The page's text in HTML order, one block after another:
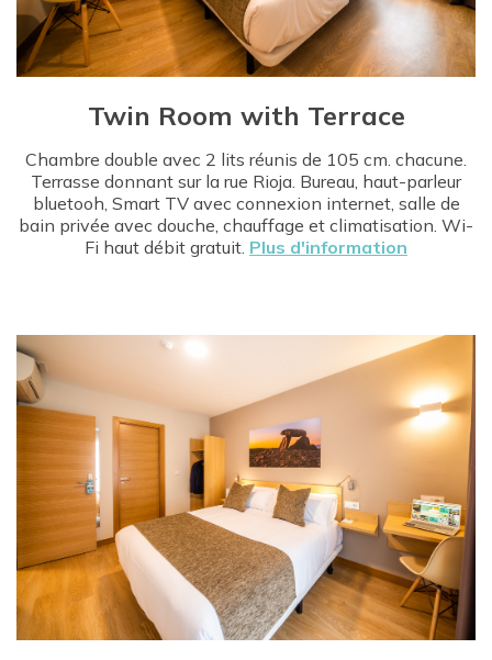
Twin Room with Terrace
Chambre double avec 2 lits réunis de 105 cm. chacune.
Terrasse donnant sur la rue Rioja. Bureau, haut-parleur
bluetooh, Smart TV avec connexion internet, salle de
bain privée avec douche, chauffage et climatisation. Wi-
Fi haut débit gratuit. Plus d'information